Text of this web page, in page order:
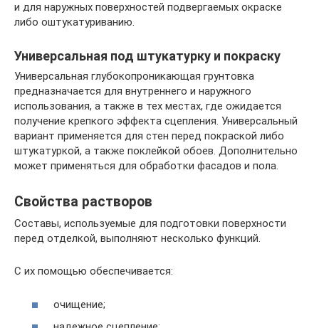
и для наружных поверхностей подвергаемых окраске
либо оштукатуриванию.
Универсальная под штукатурку и покраску
Универсальная глубокопроникающая грунтовка
предназначается для внутреннего и наружного
использования, а также в тех местах, где ожидается
получение крепкого эффекта сцепления. Универсальный
вариант применяется для стен перед покраской либо
штукатуркой, а также поклейкой обоев. Дополнительно
может применяться для обработки фасадов и пола.
Свойства растворов
Составы, используемые для подготовки поверхности
перед отделкой, выполняют несколько функций.
С их помощью обеспечивается:
очищение;